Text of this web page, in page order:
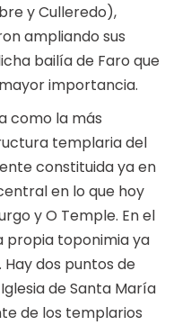
y Culleredo),
ampliando sus
bailía de Faro que
importancia.
como la más
templaria del
constituida ya en
en lo que hoy
y O Temple. En el
propia toponimia ya
dos puntos de
de Santa María
de los templarios